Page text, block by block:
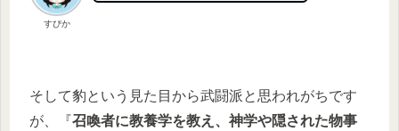
すぴか
そして豹という見た目から武闘派と思われがちです
が、『召喚者に教養学を教え、神学や隠された物事